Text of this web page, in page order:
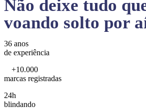
Não deixe tudo
voando solto por
36 anos
de experiência
+10.000
marcas registradas
24h
blindando